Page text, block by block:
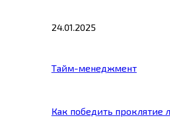
24.01.2025
Тайм-менеджмент
Как победить проклятие